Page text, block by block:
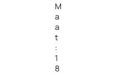
M
a
a
t
:
1
8